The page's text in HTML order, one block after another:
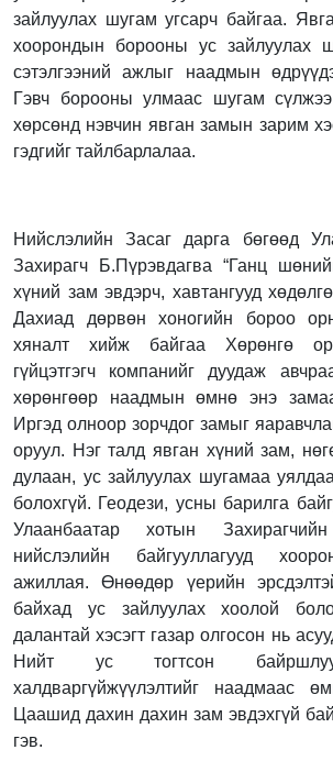
зайлуулах шугам угсарч байгаа.
хоорондын борооны ус зайлуулах
сэтэлгээний ажлыг наадмын
Гэвч борооны улмаас шугам
хөрсөнд нэвчин явган замын зарим
гэдгийг тайлбарлалаа.
Нийслэлийн Засаг дарга бөгөөд
Захирагч Б.Пүрэвдагва “Ганц
хүний зам эвдэрч, хавтангууд
Дахиад дөрвөн хоногийн бороо
хяналт хийж байгаа Хөрөнгө
гүйцэтгэгч компанийг дуудаж
хөрөнгөөр наадмын өмнө энэ
Иргэд олноор зорчдог замыг
оруул. Нэг талд явган хүний зам,
дулаан, ус зайлуулах шугамаа
болохгүй. Геодези, усны барилга
Улаанбаатар хотын
нийслэлийн байгууллагууд
ажиллая. Өнөөдөр үерийн
байхад ус зайлуулах хоолой
далантай хэсэгт газар олгосон нь
Нийт ус тогтсон
халдваргүйжүүлэлтийг наадмаас
Цаашид дахин дахин зам эвдэхгүй
гэв.